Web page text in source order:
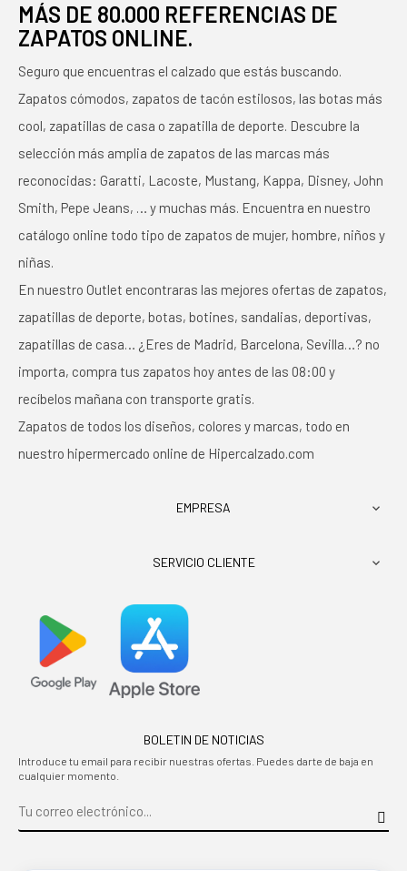
MÁS DE 80.000 REFERENCIAS DE
ZAPATOS ONLINE.
Seguro que encuentras el calzado que estás buscando.
Zapatos cómodos, zapatos de tacón estilosos, las botas más
cool, zapatillas de casa o zapatilla de deporte. Descubre la
selección más amplia de zapatos de las marcas más
reconocidas: Garatti, Lacoste, Mustang, Kappa, Disney, John
Smith, Pepe Jeans, … y muchas más. Encuentra en nuestro
catálogo online todo tipo de zapatos de mujer, hombre, niños y
niñas.
En nuestro Outlet encontraras las mejores ofertas de zapatos,
zapatillas de deporte, botas, botines, sandalias, deportivas,
zapatillas de casa… ¿Eres de Madrid, Barcelona, Sevilla…? no
importa, compra tus zapatos hoy antes de las 08:00 y
recíbelos mañana con transporte gratis.
Zapatos de todos los diseños, colores y marcas, todo en
nuestro hipermercado online de Hipercalzado.com
EMPRESA 
SERVICIO CLIENTE 
BOLETIN DE NOTICIAS
Introduce tu email para recibir nuestras ofertas. Puedes darte de baja en
cualquier momento.